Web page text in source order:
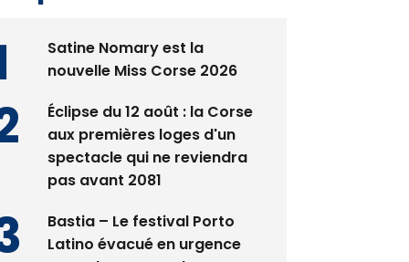
Éclipse du 12 août : la Corse
spectacle qui ne reviendra
pas avant 2081
Bastia – Le festival Porto
avant le concert de
Mosimann